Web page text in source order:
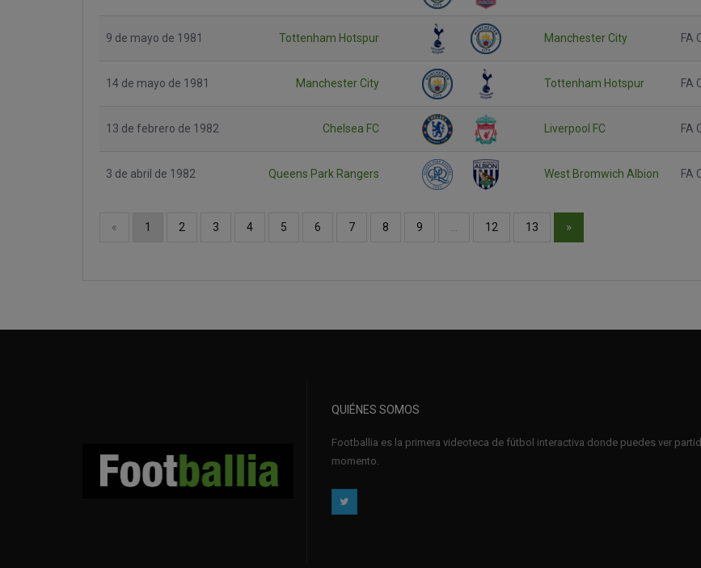
9 de mayo de 1981 Tottenham Hotspur Manchester City FA
14 de mayo de 1981 Manchester City Tottenham Hotspur FA
13 de febrero de 1982 Chelsea FC Liverpool FC FA
3 de abril de 1982 Queens Park Rangers West Bromwich Albion FA
« 1 2 3 4 5 6 7 8 9 12 13 »
QUIÉNES SOMOS
Footballia es la primera videoteca de fútbol interactiva donde puedes ver
momento.